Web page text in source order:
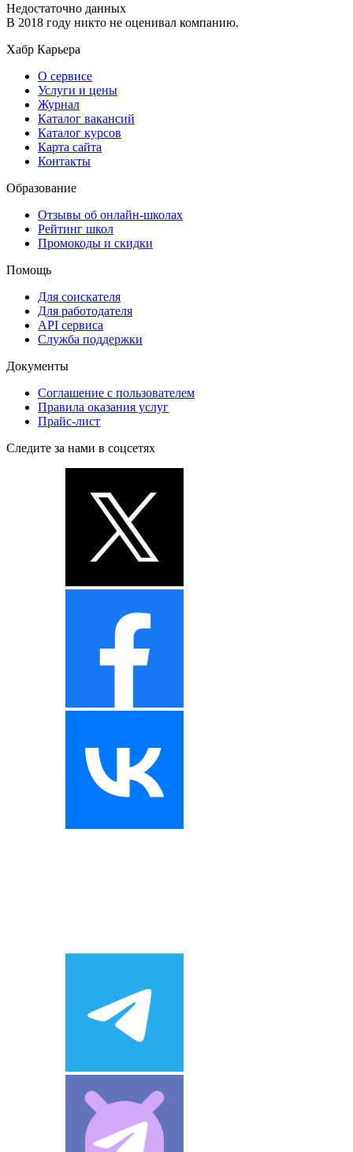
Недостаточно данных
В 2018 году никто не оценивал компанию.
Хабр Карьера
О сервисе
Услуги и цены
Журнал
Каталог вакансий
Каталог курсов
Карта сайта
Контакты
Образование
Отзывы об онлайн-школах
Рейтинг школ
Промокоды и скидки
Помощь
Для соискателя
Для работодателя
API сервиса
Служба поддержки
Документы
Соглашение с пользователем
Правила оказания услуг
Прайс-лист
Следите за нами в соцсетях